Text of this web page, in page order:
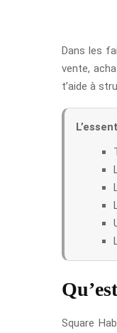
Dans les
vente,
t’aide à
Square